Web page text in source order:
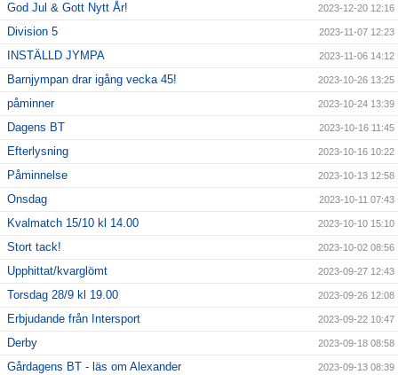
God Jul & Gott Nytt År! 2023-12-20 12:16
Division 5 2023-11-07 12:23
INSTÄLLD JYMPA 2023-11-06 14:12
Barnjympan drar igång vecka 45! 2023-10-26 13:25
påminner 2023-10-24 13:39
Dagens BT 2023-10-16 11:45
Efterlysning 2023-10-16 10:22
Påminnelse 2023-10-13 12:58
Onsdag 2023-10-11 07:43
Kvalmatch 15/10 kl 14.00 2023-10-10 15:10
Stort tack! 2023-10-02 08:56
Upphittat/kvarglömt 2023-09-27 12:43
Torsdag 28/9 kl 19.00 2023-09-26 12:08
Erbjudande från Intersport 2023-09-22 10:47
Derby 2023-09-18 08:58
Gårdagens BT - läs om Alexander 2023-09-13 08:39